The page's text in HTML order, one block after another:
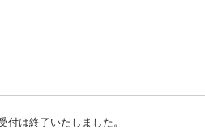
付は終了いたしました。